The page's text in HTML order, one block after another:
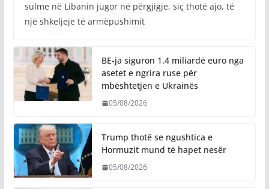
sulme në Libanin jugor në përgjigje, siç thotë ajo, të
një shkeljeje të armëpushimit
BE-ja siguron 1.4 miliardë euro nga
asetet e ngrira ruse për
mbështetjen e Ukrainës
05/08/2026
Trump thotë se ngushtica e
Hormuzit mund të hapet nesër
05/08/2026